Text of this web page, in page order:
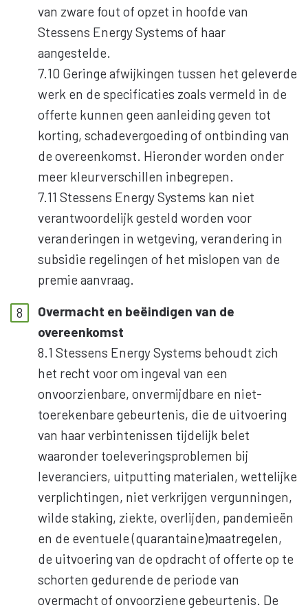
van zware fout of opzet in hoofde van
Stessens Energy Systems of haar
aangestelde.
7.10 Geringe afwijkingen tussen het geleverde
werk en de specificaties zoals vermeld in de
offerte kunnen geen aanleiding geven tot
korting, schadevergoeding of ontbinding van
de overeenkomst. Hieronder worden onder
meer kleurverschillen inbegrepen.
7.11 Stessens Energy Systems kan niet
verantwoordelijk gesteld worden voor
veranderingen in wetgeving, verandering in
subsidie regelingen of het mislopen van de
premie aanvraag.
Overmacht en beëindigen van de
overeenkomst
8.1 Stessens Energy Systems behoudt zich
het recht voor om ingeval van een
onvoorzienbare, onvermijdbare en niet-
toerekenbare gebeurtenis, die de uitvoering
van haar verbintenissen tijdelijk belet
waaronder toeleveringsproblemen bij
leveranciers, uitputting materialen, wettelijke
verplichtingen, niet verkrijgen vergunningen,
wilde staking, ziekte, overlijden, pandemieën
en de eventuele (quarantaine)maatregelen,
de uitvoering van de opdracht of offerte op te
schorten gedurende de periode van
overmacht of onvoorziene gebeurtenis. De